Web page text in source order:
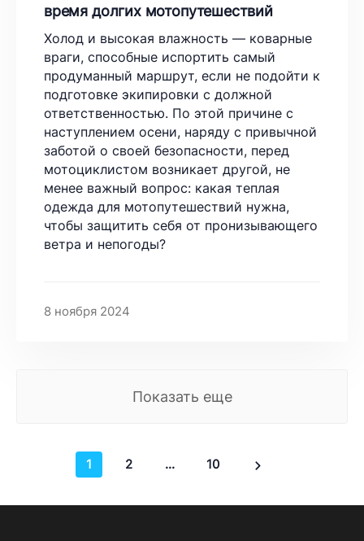
время долгих мотопутешествий
Холод и высокая влажность — коварные
враги, способные испортить самый
продуманный маршрут, если не подойти к
подготовке экипировки с должной
ответственностью. По этой причине с
наступлением осени, наряду с привычной
заботой о своей безопасности, перед
мотоциклистом возникает другой, не
менее важный вопрос: какая теплая
одежда для мотопутешествий нужна,
чтобы защитить себя от пронизывающего
ветра и непогоды?
8 ноября 2024
Показать еще
1 2 ... 10